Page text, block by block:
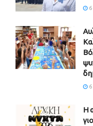
6
6
Η